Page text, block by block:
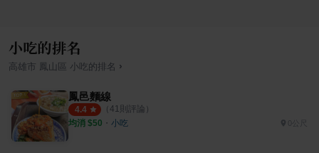
小吃的排名
高雄市 鳳山區 小吃 的排名 ›
鳳邑麵線
4.4 （ 41 則評論）
均消 $50 ・ 小吃